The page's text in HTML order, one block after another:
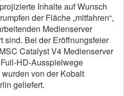
Inhalte auf Wunsch
der Fläche „mitfahren“,
Medienserver
sind. Bei der Eröffnungsfeier
Catalyst V4 Medienserver
HD-Ausspielwege
von der Kobalt
geliefert.